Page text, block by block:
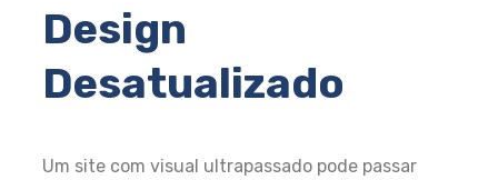
Design
Desatualizado
Um site com visual ultrapassado pode passar